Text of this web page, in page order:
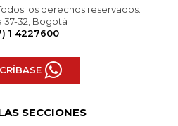
los derechos reservados.
37-32, Bogotá
1 4227600
SECCIONES